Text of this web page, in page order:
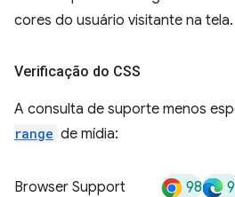
cores do usuário visitante na tela.
Verificação do CSS
A consulta de suporte menos
range de mídia:
Browser Support 98